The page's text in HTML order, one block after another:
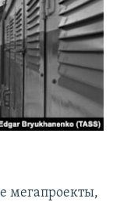
мегапроекты,